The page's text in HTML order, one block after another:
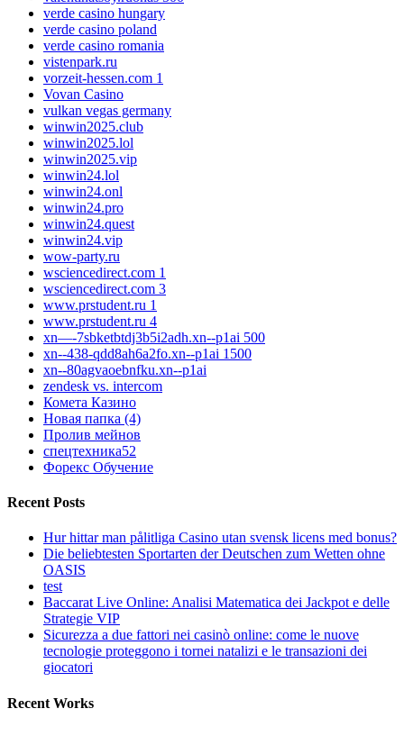
verde casino hungary
verde casino poland
verde casino romania
vistenpark.ru
vorzeit-hessen.com 1
Vovan Casino
vulkan vegas germany
winwin2025.club
winwin2025.lol
winwin2025.vip
winwin24.lol
winwin24.onl
winwin24.pro
winwin24.quest
winwin24.vip
wow-party.ru
wsciencedirect.com 1
wsciencedirect.com 3
www.prstudent.ru 1
www.prstudent.ru 4
xn—-7sbketbtdj3b5i2adh.xn--p1ai 500
xn--438-qdd8ah6a2fo.xn--p1ai 1500
xn--80agvaoebnfku.xn--p1ai
zendesk vs. intercom
Комета Казино
Новая папка (4)
Пролив мейнов
спецтехника52
Форекс Обучение
Recent Posts
Hur hittar man pålitliga Casino utan svensk licens med bonus?
Die beliebtesten Sportarten der Deutschen zum Wetten ohne
OASIS
test
Baccarat Live Online: Analisi Matematica dei Jackpot e delle
Strategie VIP
Sicurezza a due fattori nei casinò online: come le nuove
tecnologie proteggono i tornei natalizi e le transazioni dei
giocatori
Recent Works